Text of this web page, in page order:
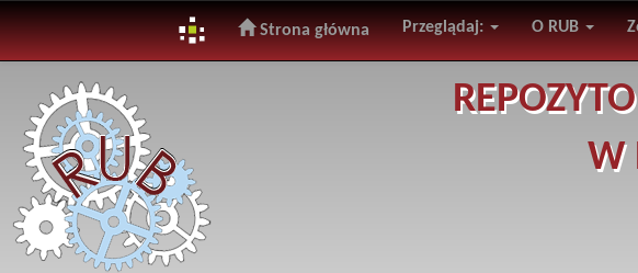
navigation
Strona główna Przeglądaj: O RUB
W